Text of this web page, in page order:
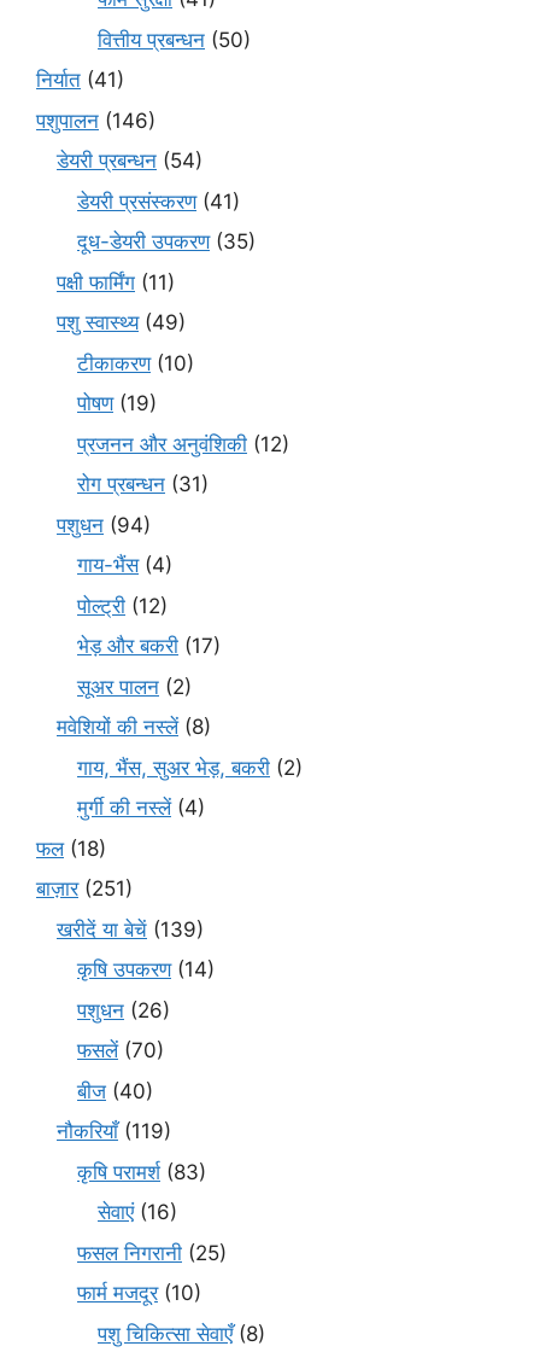
वित्तीय प्रबन्धन (50)
निर्यात (41)
पशुपालन (146)
डेयरी प्रबन्धन (54)
डेयरी प्रसंस्करण(41)
दूध-डेयरी उपकरण(35)
पक्षी फार्मिंग (11)
पशु स्वास्थ्य(49)
टीकाकरण(10)
पोषण(19)
प्रजनन और अनुवंशिकी (12)
रोग प्रबन्धन (31)
पशुधन (94)
गाय-भैंस(4)
पोल्ट्री (12)
भेड़ और बकरी (17)
सूअर पालन (2)
मवेशियों की नस्लें(8)
गाय, भैंस, सुअर भेड़, बकरी (2)
मुर्गी की नस्लें(4)
फल(18)
बाज़ार(251)
खरीदें या बेचें (139)
कृषि उपकरण(14)
पशुधन (26)
फसलें(70)
बीज (40)
नौकरियाँ(119)
कृषि परामर्श(83)
सेवाएं(16)
फसल निगरानी (25)
फार्म मजदूर(10)
पशु चिकित्सा सेवाएँ(8)